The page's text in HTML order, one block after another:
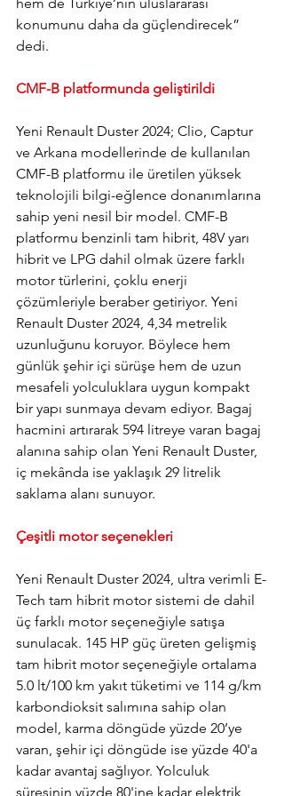
konumunu daha da güçlendirecek”
dedi.
CMF-B platformunda geliştirildi
Yeni Renault Duster 2024; Clio, Captur
ve Arkana modellerinde de kullanılan
CMF-B platformu ile üretilen yüksek
teknolojili bilgi-eğlence donanımlarına
sahip yeni nesil bir model. CMF-B
platformu benzinli tam hibrit, 48V yarı
hibrit ve LPG dahil olmak üzere farklı
motor türlerini, çoklu enerji
çözümleriyle beraber getiriyor. Yeni
Renault Duster 2024, 4,34 metrelik
uzunluğunu koruyor. Böylece hem
günlük şehir içi sürüşe hem de uzun
mesafeli yolculuklara uygun kompakt
bir yapı sunmaya devam ediyor. Bagaj
hacmini artırarak 594 litreye varan bagaj
alanına sahip olan Yeni Renault Duster,
iç mekânda ise yaklaşık 29 litrelik
saklama alanı sunuyor.
Çeşitli motor seçenekleri
Yeni Renault Duster 2024, ultra verimli E-
Tech tam hibrit motor sistemi de dahil
üç farklı motor seçeneğiyle satışa
sunulacak. 145 HP güç üreten gelişmiş
tam hibrit motor seçeneğiyle ortalama
5.0 lt/100 km yakıt tüketimi ve 114 g/km
karbondioksit salımına sahip olan
model, karma döngüde yüzde 20’ye
varan, şehir içi döngüde ise yüzde 40'a
kadar avantaj sağlıyor. Yolculuk
süresinin yüzde 80'ine kadar elektrik